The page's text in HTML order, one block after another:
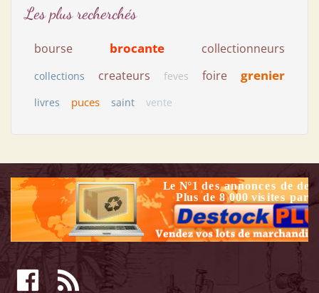
Les plus recherchés
bourse brocante collectionneurs
collections createurs feves foire grenier
livres puces saint vente